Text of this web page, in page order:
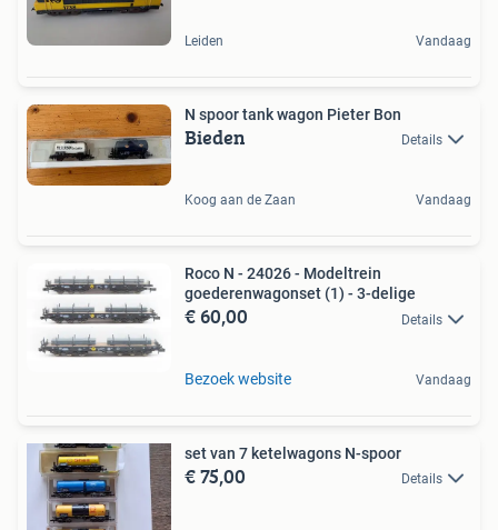
Leiden Vandaag
N spoor tank wagon Pieter Bon
Bieden Details
Koog aan de Zaan Vandaag
Roco N - 24026 - Modeltrein
goederenwagonset (1) - 3-delige
€ 60,00 Details
Bezoek website Vandaag
set van 7 ketelwagons N-spoor
€ 75,00 Details